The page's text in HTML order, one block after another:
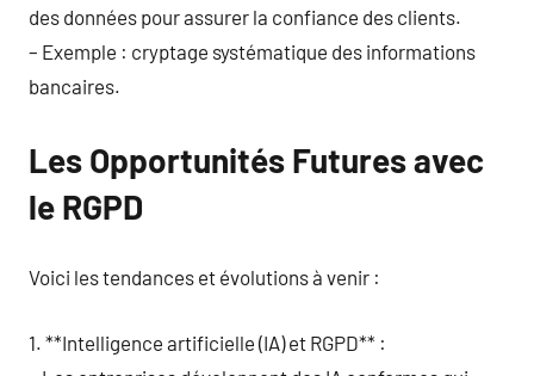
des données pour assurer la confiance des clients.
– Exemple : cryptage systématique des informations
bancaires.
Les Opportunités Futures avec
le RGPD
Voici les tendances et évolutions à venir :
1. **Intelligence artificielle (IA) et RGPD** :